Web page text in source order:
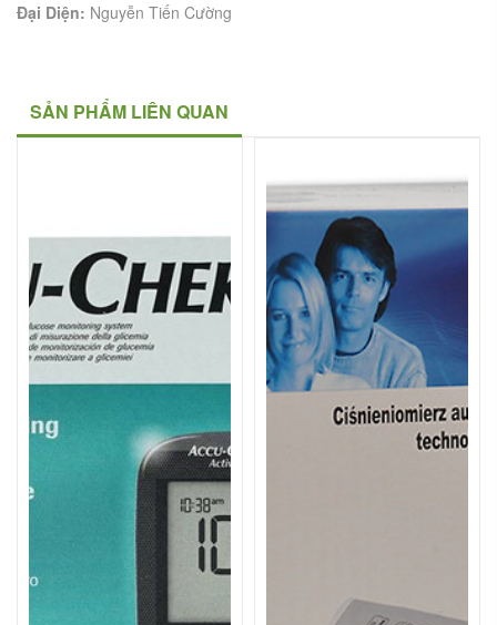
Đại Diện: Nguyễn Tiến Cường
SẢN PHẨM LIÊN QUAN